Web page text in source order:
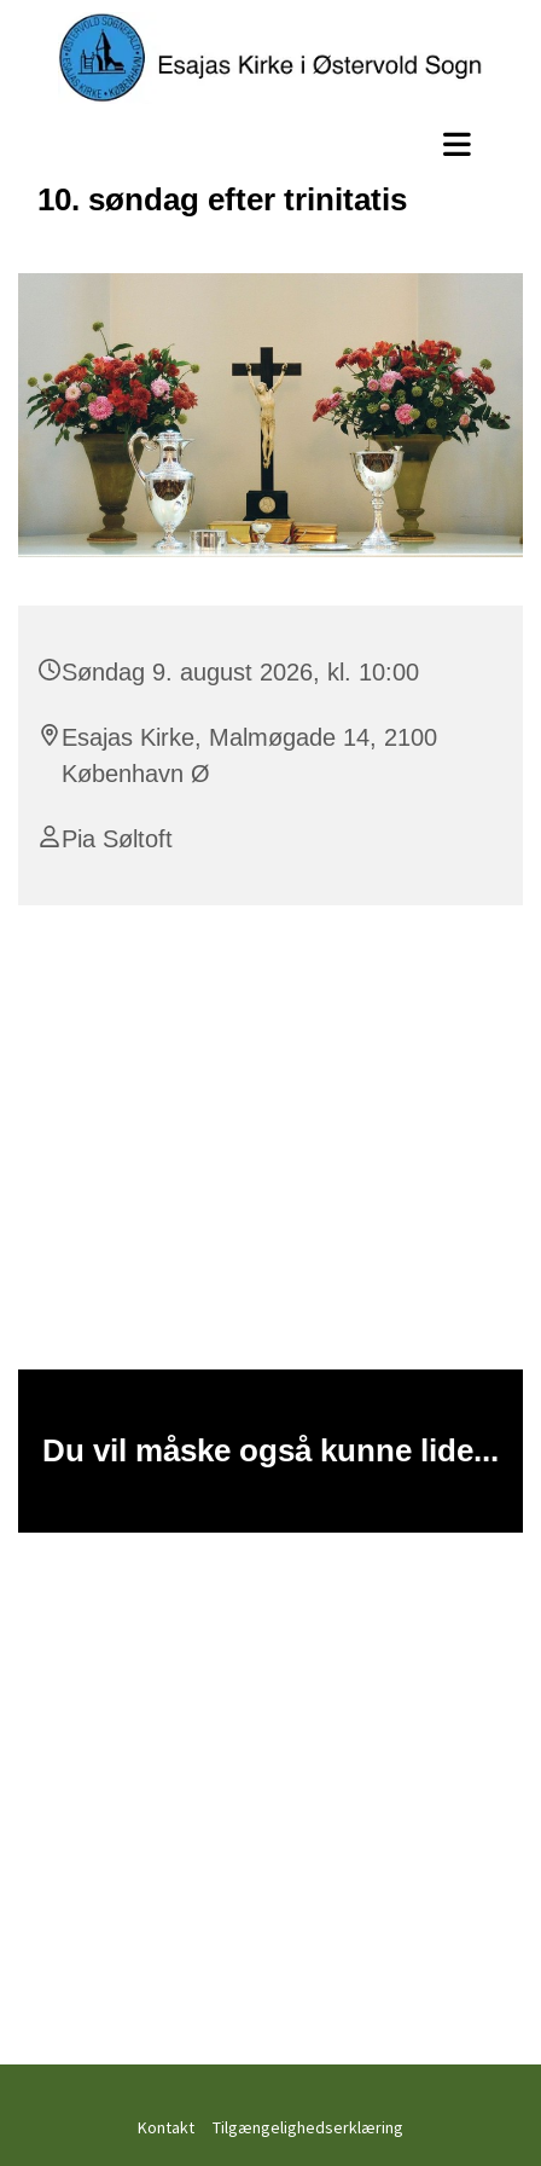
10. søndag efter trinitatis
Søndag 9. august 2026, kl. 10:00
Esajas Kirke, Malmøgade 14, 2100
København Ø
Pia Søltoft
Du vil måske også kunne lide...
Kontakt Tilgængelighedserklæring